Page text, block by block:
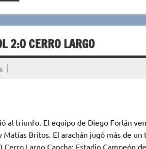
2:0 CERRO LARGO
al triunfo. El equipo de Diego Forlán
Matías Britos. El arachán jugó más de
Largo Cancha: Estadio Campeón